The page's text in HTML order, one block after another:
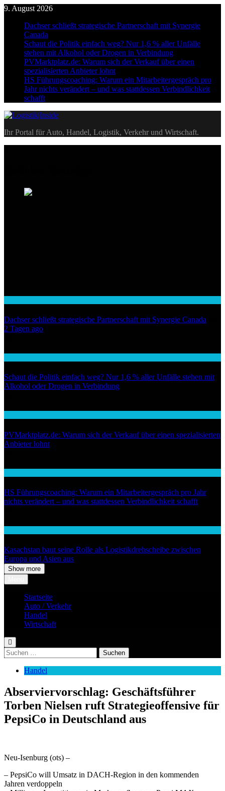
Skip
content
9. August 2026
Dachser schließt strategische Partnerschaft mit Synergie
Canada
Schaut die Politik einfach weg? Nur 1,6 % aller Unfälle
stehen mit Alkohol oder Drogen in Verbindung
PVMarktplatz.de: Warum sich der Verkauf über einen
spezialisierten Anbieter lohnt
HS Führungscoaching: Warum ein Mitarbeitergespräch pro
Jahr nichts verändert – und was stattdessen Verbindlichkeit
schafft
Logistik|Inside
Ihr Portal für Auto, Handel, Logistik, Verkehr und Wirtschaft.
Dachser schließt strategische Partnerschaft mit Synergie Canada
2 Tagen ago
Schaut die Politik einfach weg? Nur 1,6 % aller Unfälle stehen mit
Alkohol oder Drogen in Verbindung
PVMarktplatz.de: Warum sich der Verkauf über einen spezialisierten
Anbieter lohnt
HS Führungscoaching: Warum ein Mitarbeitergespräch pro Jahr
nichts verändert – und was stattdessen Verbindlichkeit schafft
Kasachstan baut seine Rolle als Logistikdrehscheibe zwischen
Europa und Asien aus
Show more
Startseite
Auto / Verkehr
Handel
Wirtschaft
Suchen
nach:
Handel
Abserviervorschlag: Geschäftsführer
Torben Nielsen ruft Strategieoffensive für
PepsiCo in Deutschland aus
Neu-Isenburg (ots) –
– PepsiCo will Umsatz in DACH-Region in den kommenden
Jahren verdoppeln